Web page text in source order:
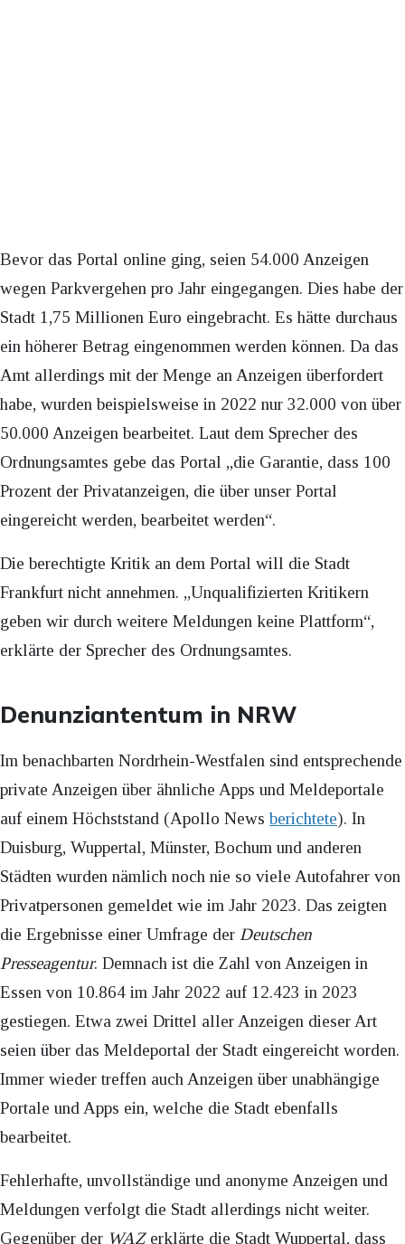
Bevor das Portal online ging, seien 54.000 Anzeigen
wegen Parkvergehen pro Jahr eingegangen. Dies habe der
Stadt 1,75 Millionen Euro eingebracht. Es hätte durchaus
ein höherer Betrag eingenommen werden können. Da das
Amt allerdings mit der Menge an Anzeigen überfordert
habe, wurden beispielsweise in 2022 nur 32.000 von über
50.000 Anzeigen bearbeitet. Laut dem Sprecher des
Ordnungsamtes gebe das Portal „die Garantie, dass 100
Prozent der Privatanzeigen, die über unser Portal
eingereicht werden, bearbeitet werden“.
Die berechtigte Kritik an dem Portal will die Stadt
Frankfurt nicht annehmen. „Unqualifizierten Kritikern
geben wir durch weitere Meldungen keine Plattform“,
erklärte der Sprecher des Ordnungsamtes.
Denunziantentum in NRW
Im benachbarten Nordrhein-Westfalen sind entsprechende
private Anzeigen über ähnliche Apps und Meldeportale
auf einem Höchststand (Apollo Newsberichtete). In
Duisburg, Wuppertal, Münster, Bochum und anderen
Städten wurden nämlich noch nie so viele Autofahrer von
Privatpersonen gemeldet wie im Jahr 2023. Das zeigten
die Ergebnisse einer Umfrage der Deutschen
Presseagentur. Demnach ist die Zahl von Anzeigen in
Essen von 10.864 im Jahr 2022 auf 12.423 in 2023
gestiegen. Etwa zwei Drittel aller Anzeigen dieser Art
seien über das Meldeportal der Stadt eingereicht worden.
Immer wieder treffen auch Anzeigen über unabhängige
Portale und Apps ein, welche die Stadt ebenfalls
bearbeitet.
Fehlerhafte, unvollständige und anonyme Anzeigen und
Meldungen verfolgt die Stadt allerdings nicht weiter.
Gegenüber der WAZerklärte die Stadt Wuppertal, dass